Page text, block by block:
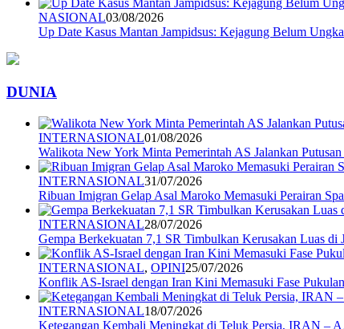
NASIONAL03/08/2026
Up Date Kasus Mantan Jampidsus: Kejagung Belum
DUNIA
INTERNASIONAL01/08/2026
Walikota New York Minta Pemerintah AS Jalankan
INTERNASIONAL31/07/2026
Ribuan Imigran Gelap Asal Maroko Memasuki Perairan
INTERNASIONAL28/07/2026
Gempa Berkekuatan 7,1 SR Timbulkan Kerusakan Luas di
INTERNASIONAL, OPINI25/07/2026
Konflik AS-Israel dengan Iran Kini Memasuki Fase
INTERNASIONAL18/07/2026
Ketegangan Kembali Meningkat di Teluk Persia, IRAN –